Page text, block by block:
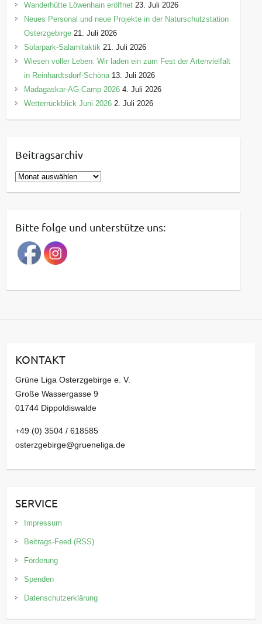
Wanderhütte Löwenhain eröffnet 23. Juli 2026
Neues Personal und neue Projekte in der Naturschutzstation
Osterzgebirge 21. Juli 2026
Solarpark-Salamitaktik 21. Juli 2026
Wiesen voller Leben: Wir laden ein zum Fest der Artenvielfalt
in Reinhardtsdorf-Schöna 13. Juli 2026
Madagaskar-AG-Camp 2026 4. Juli 2026
Wetterrückblick Juni 2026 2. Juli 2026
Beitragsarchiv
B
e
r
a
g
a
v
Bitte folge und unterstütze uns:
KONTAKT
Grüne Liga Osterzgebirge e. V.
Große Wassergasse 9
01744 Dippoldiswalde
+49 (0) 3504 / 618585
osterzgebirge@grueneliga.de
SERVICE
Impressum
Beitrags-Feed (RSS)
Förderung
Spenden
Datenschutzerklärung